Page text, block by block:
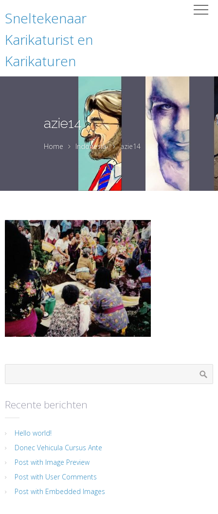
Sneltekenaar
Karikaturist en
Karikaturen
azie14
Home Indonesia azie14
Recente berichten
Hello world!
Donec Vehicula Cursus Ante
Post with Image Preview
Post with User Comments
Post with Embedded Images